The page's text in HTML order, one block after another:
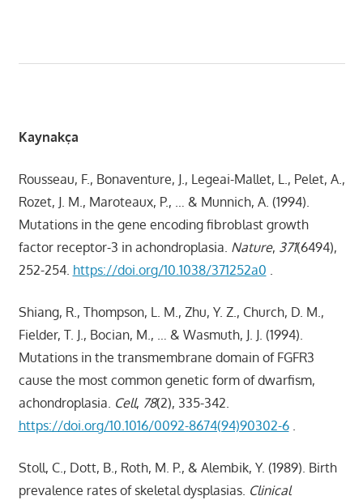
Kaynakça
Rousseau, F., Bonaventure, J., Legeai-Mallet, L., Pelet, A.,
Rozet, J. M., Maroteaux, P., … & Munnich, A. (1994).
Mutations in the gene encoding fibroblast growth
factor receptor-3 in achondroplasia. Nature, 371(6494),
252-254. https://doi.org/10.1038/371252a0 .
Shiang, R., Thompson, L. M., Zhu, Y. Z., Church, D. M.,
Fielder, T. J., Bocian, M., … & Wasmuth, J. J. (1994).
Mutations in the transmembrane domain of FGFR3
cause the most common genetic form of dwarfism,
achondroplasia. Cell, 78(2), 335-342.
https://doi.org/10.1016/0092-8674(94)90302-6.
Stoll, C., Dott, B., Roth, M. P., & Alembik, Y. (1989). Birth
prevalence rates of skeletal dysplasias. Clinical